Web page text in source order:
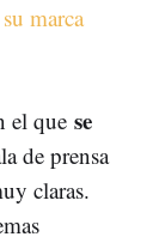
marca
el que se
de prensa
claras.